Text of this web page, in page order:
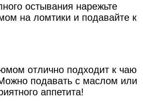
остывания нарежьте
на ломтики и подавайте к
отлично подходит к чаю
подавать с маслом или
аппетита!